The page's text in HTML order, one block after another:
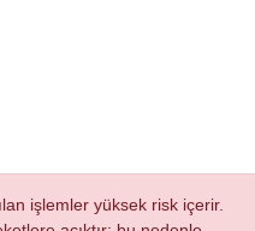
işlemler yüksek risk içerir.